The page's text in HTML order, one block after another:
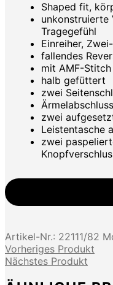
Shaped fit,
unkonstruierte
Tragegefühl
Einreiher,
fallendes
mit AMF-Stitch
halb gefüttert
zwei
zwei
Leistentasche
zwei
Artikel-Nr.: 22111/82
Vorheriges Produkt
Nächstes Produkt